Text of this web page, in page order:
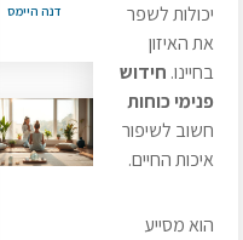
יכולות לשפר
את האיזון
בחיינו. חידוש
פנימי כוחות
חשוב לשיפור
איכות החיים.
הוא מסייע
דנה היימס